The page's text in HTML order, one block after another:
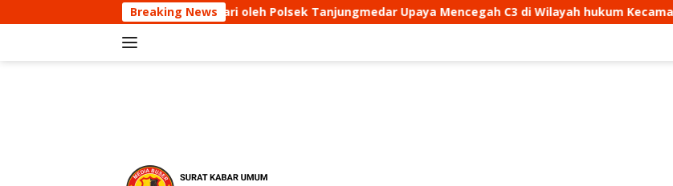
ke
Breaking News
siang hari oleh Polsek Tanjungmedar Upaya Mencegah C3 di Wilayah hukum Kecamatan Tanjungmedar